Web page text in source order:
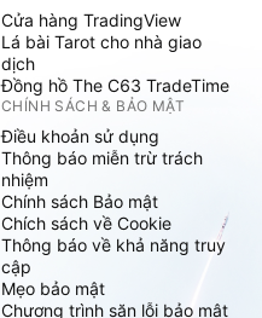
Cửa hàng TradingView
Lá bài Tarot cho nhà giao
dịch
Đồng hồ The C63 TradeTime
CHÍNH SÁCH & BẢO MẬT
Điều khoản sử dụng
Thông báo miễn trừ trách
nhiệm
Chính sách Bảo mật
Chích sách về Cookie
Thông báo về khả năng truy
cập
Mẹo bảo mật
Chương trình săn lỗi bảo mật